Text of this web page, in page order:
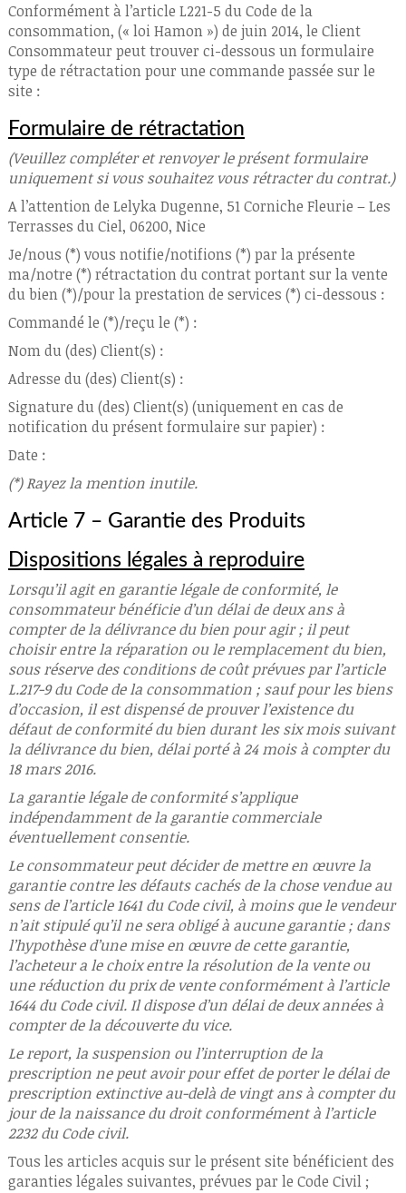
Conformément à l’article L221-5 du Code de la
consommation, (« loi Hamon ») de juin 2014, le Client
Consommateur peut trouver ci-dessous un formulaire
type de rétractation pour une commande passée sur le
site :
Formulaire de rétractation
(Veuillez compléter et renvoyer le présent formulaire
uniquement si vous souhaitez vous rétracter du contrat.)
A l’attention de Lelyka Dugenne, 51 Corniche Fleurie – Les
Terrasses du Ciel, 06200, Nice
Je/nous (*) vous notifie/notifions (*) par la présente
ma/notre (*) rétractation du contrat portant sur la vente
du bien (*)/pour la prestation de services (*) ci-dessous :
Commandé le (*)/reçu le (*) :
Nom du (des) Client(s) :
Adresse du (des) Client(s) :
Signature du (des) Client(s) (uniquement en cas de
notification du présent formulaire sur papier) :
Date :
(*) Rayez la mention inutile.
Article 7 – Garantie des Produits
Dispositions légales à reproduire
Lorsqu’il agit en garantie légale de conformité, le
consommateur bénéficie d’un délai de deux ans à
compter de la délivrance du bien pour agir ; il peut
choisir entre la réparation ou le remplacement du bien,
sous réserve des conditions de coût prévues par l’article
L.217-9 du Code de la consommation ; sauf pour les biens
d’occasion, il est dispensé de prouver l’existence du
défaut de conformité du bien durant les six mois suivant
la délivrance du bien, délai porté à 24 mois à compter du
18 mars 2016.
La garantie légale de conformité s’applique
indépendamment de la garantie commerciale
éventuellement consentie.
Le consommateur peut décider de mettre en œuvre la
garantie contre les défauts cachés de la chose vendue au
sens de l’article 1641 du Code civil, à moins que le vendeur
n’ait stipulé qu’il ne sera obligé à aucune garantie ; dans
l’hypothèse d’une mise en œuvre de cette garantie,
l’acheteur a le choix entre la résolution de la vente ou
une réduction du prix de vente conformément à l’article
1644 du Code civil. Il dispose d’un délai de deux années à
compter de la découverte du vice.
Le report, la suspension ou l’interruption de la
prescription ne peut avoir pour effet de porter le délai de
prescription extinctive au-delà de vingt ans à compter du
jour de la naissance du droit conformément à l’article
2232 du Code civil.
Tous les articles acquis sur le présent site bénéficient des
garanties légales suivantes, prévues par le Code Civil ;